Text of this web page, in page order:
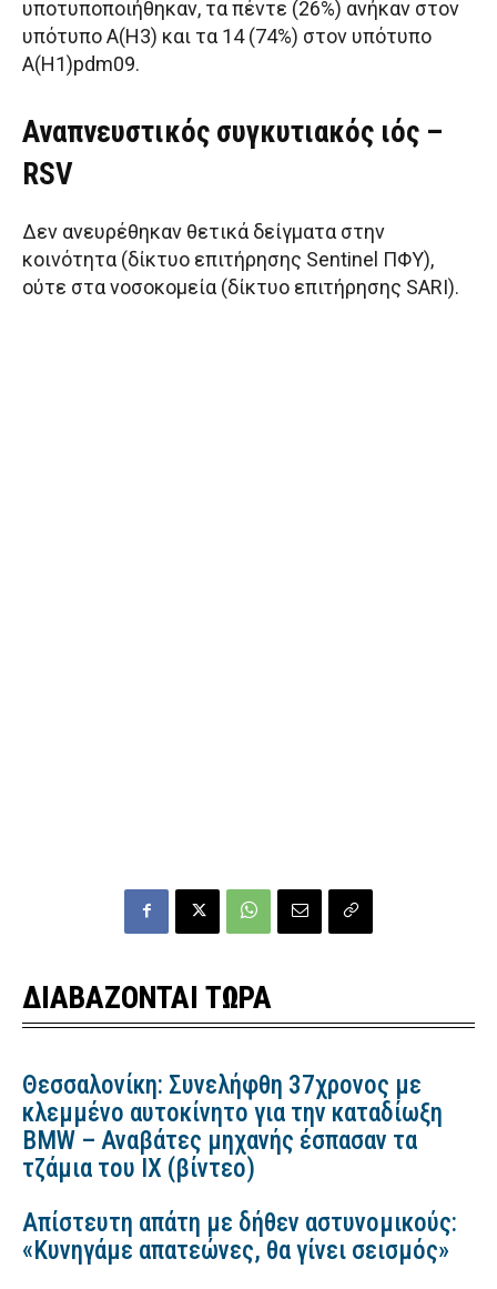
υποτυποποιήθηκαν, τα πέντε (26%) ανήκαν στον
υπότυπο Α(Η3) και τα 14 (74%) στον υπότυπο
Α(Η1)pdm09.
Αναπνευστικός συγκυτιακός ιός –
RSV
Δεν ανευρέθηκαν θετικά δείγματα στην
κοινότητα (δίκτυο επιτήρησης Sentinel ΠΦΥ),
ούτε στα νοσοκομεία (δίκτυο επιτήρησης SARI).
ΔΙΑΒΑΖΟΝΤΑΙ ΤΩΡΑ
Θεσσαλονίκη: Συνελήφθη 37χρονος με
κλεμμένο αυτοκίνητο για την καταδίωξη
BMW – Αναβάτες μηχανής έσπασαν τα
τζάμια του ΙΧ (βίντεο)
Απίστευτη απάτη με δήθεν αστυνομικούς:
«Κυνηγάμε απατεώνες, θα γίνει σεισμός»